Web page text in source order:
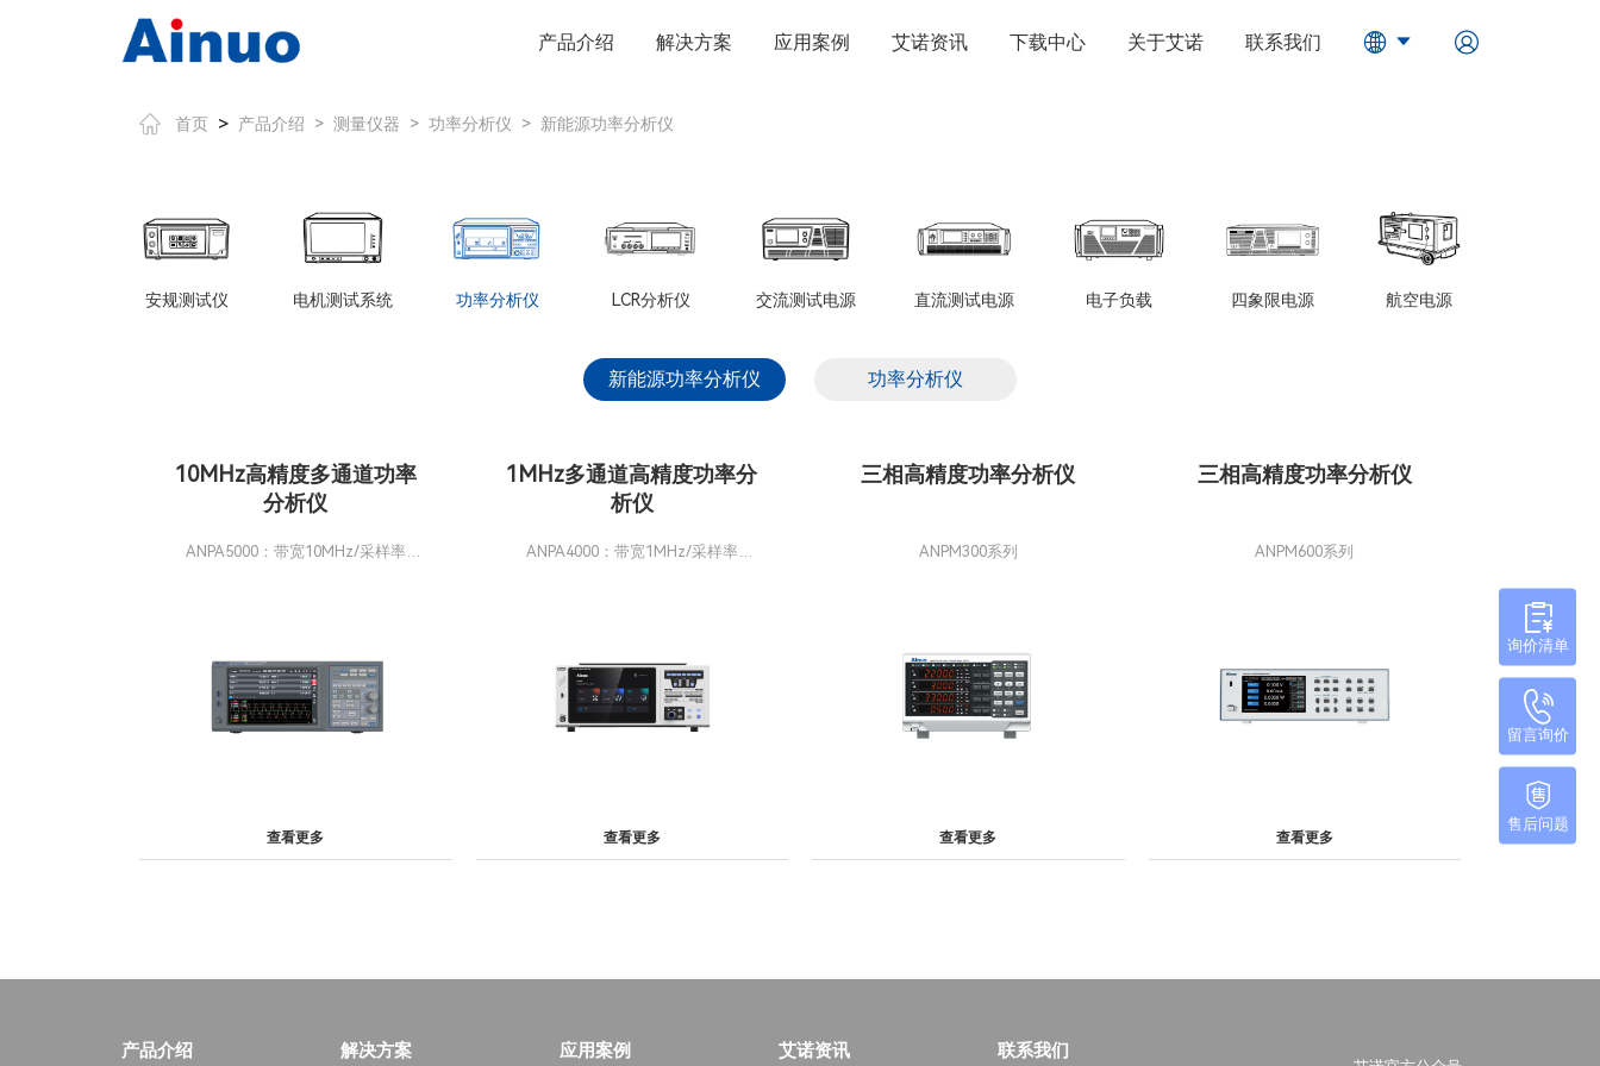
产品介绍 解决方案 应用案例 艾诺资讯 下载中心 关于艾诺 联系我们
首页 > 产品介绍 > 测量仪器 > 功率分析仪 > 新能源功率分析仪
安规测试仪 电机测试系统 功率分析仪 LCR分析仪 交流测试电源 直流测试电源 电子负载 四象限电源 航空电源
新能源功率分析仪 功率分析仪
10MHz高精度多通道功率
分析仪
ANPA5000：带宽10MHz/采样率
查看更多
1MHz多通道高精度功率分
析仪
ANPA4000：带宽1MHz/采样率
查看更多
三相高精度功率分析仪
ANPM300系列
查看更多
三相高精度功率分析仪
ANPM600系列
查看更多
产品介绍 解决方案 应用案例 艾诺资讯 联系我们
询价清单
留言询价
售后问题